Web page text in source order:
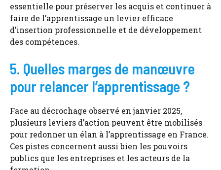
essentielle pour préserver les acquis et continuer à
faire de l’apprentissage un levier efficace
d’insertion professionnelle et de développement
des compétences.
5. Quelles marges de manœuvre
pour relancer l’apprentissage ?
Face au décrochage observé en janvier 2025,
plusieurs leviers d’action peuvent être mobilisés
pour redonner un élan à l’apprentissage en France.
Ces pistes concernent aussi bien les pouvoirs
publics que les entreprises et les acteurs de la